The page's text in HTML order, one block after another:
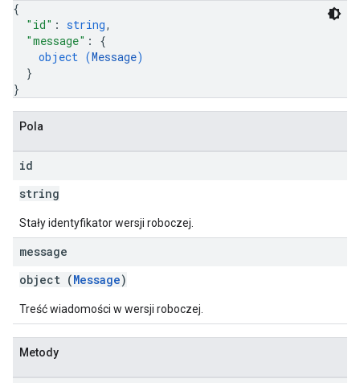
{
"id" : string,
"message" : {
object (Message)
}
}
Pola
id
string
Stały identyfikator wersji roboczej.
message
object (Message)
Treść wiadomości w wersji roboczej.
Metody